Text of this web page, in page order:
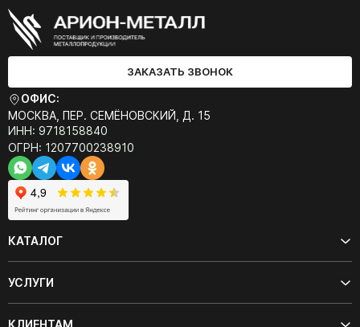
ЗАКАЗАТЬ ЗВОНОК
ОФИС:
МОСКВА, ПЕР. СЕМЁНОВСКИЙ, Д. 15
ИНН: 9718158840
ОГРН: 1207700238910
КАТАЛОГ
УСЛУГИ